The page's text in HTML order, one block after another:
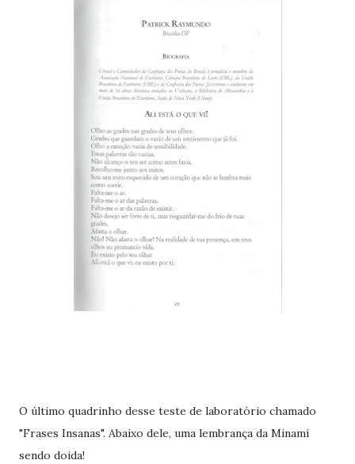
O último quadrinho desse teste de laboratório chamado
"Frases Insanas". Abaixo dele, uma lembrança da Minami
sendo doida!